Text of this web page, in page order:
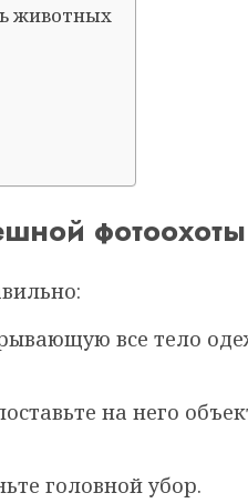
животных
фотоохоты
все тело
на него
головной убор.